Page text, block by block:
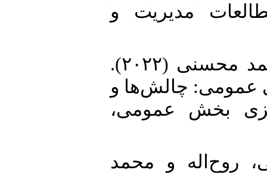
مدیریت و
16. کردستانی، غلامرضا و سید احمد محسنی (۲۰۲۲).
عمومی: چالش‌ها و
بخش عمومی،
روح‌اله و محمد